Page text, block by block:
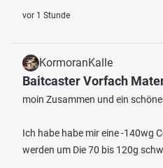
vor 1 Stunde
KormoranKalle
Baitcaster Vorfach
moin Zusammen und ein
Ich habe habe mir eine -140wg
werden um Die 70 bis 120g